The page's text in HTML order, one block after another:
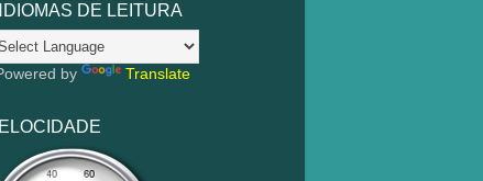
DE LEITURA
by Translate